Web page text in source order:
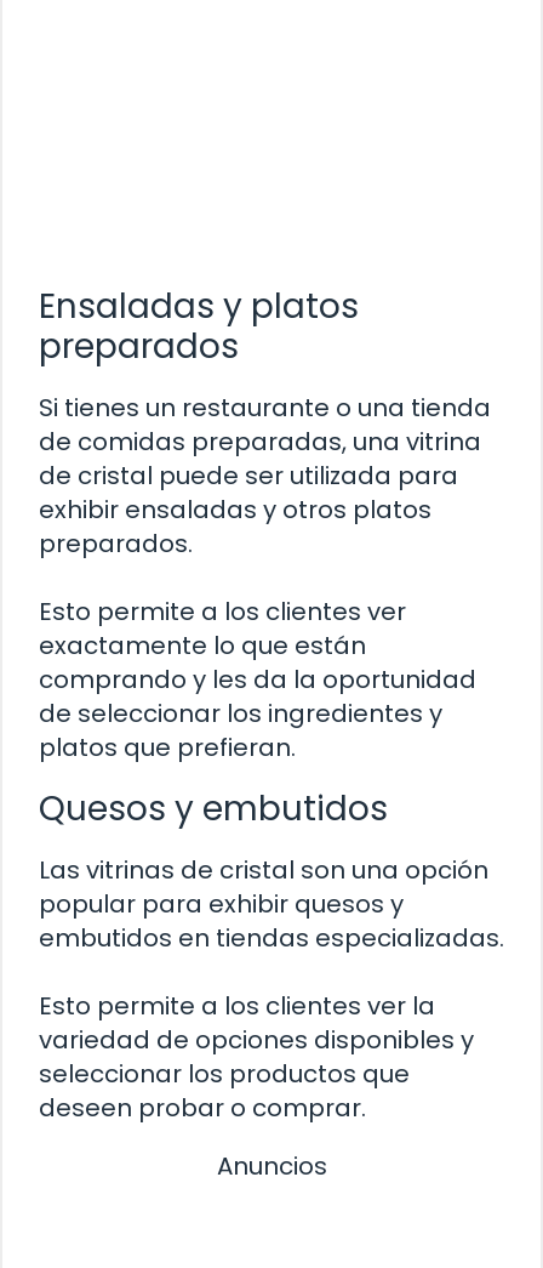
Ensaladas y platos
preparados
Si tienes un restaurante o una tienda
de comidas preparadas, una vitrina
de cristal puede ser utilizada para
exhibir ensaladas y otros platos
preparados.
Esto permite a los clientes ver
exactamente lo que están
comprando y les da la oportunidad
de seleccionar los ingredientes y
platos que prefieran.
Quesos y embutidos
Las vitrinas de cristal son una opción
popular para exhibir quesos y
embutidos en tiendas especializadas.
Esto permite a los clientes ver la
variedad de opciones disponibles y
seleccionar los productos que
deseen probar o comprar.
Anuncios